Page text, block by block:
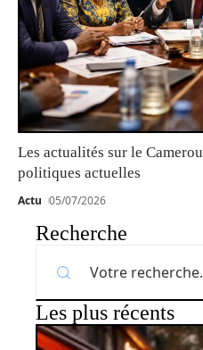
Les actualités sur le
politiques actuelles
Actu 05/07/2026
Recherche
Les plus récents